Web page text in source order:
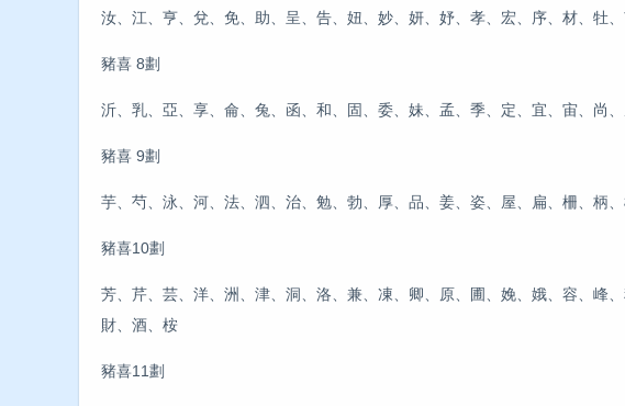
汝、江、亨、兌、免、助、呈、告、妞、妙、妍、妤、孝、宏、序、材、牡
豬喜 8劃
沂、乳、亞、享、侖、兔、函、和、固、委、妹、孟、季、定、宜、宙、尚
豬喜 9劃
芋、芍、泳、河、法、泗、治、勉、勃、厚、品、姜、姿、屋、扁、柵、柄
豬喜10劃
芳、芹、芸、洋、洲、津、洞、洛、兼、凍、卿、原、圃、娩、娥、容、峰
財、酒、桉
豬喜11劃